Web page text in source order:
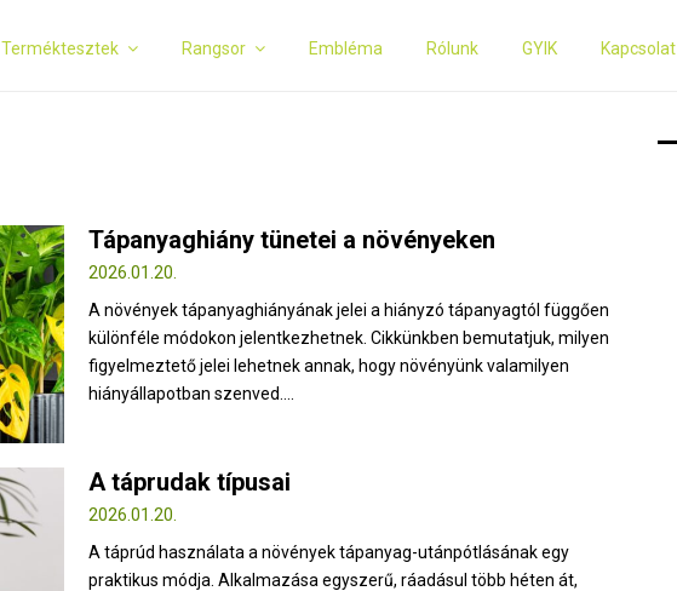
Terméktesztek Rangsor Embléma Rólunk GYIK Kapcsolat
Tápanyaghiány tünetei a növényeken
2026.01.20.
A növények tápanyaghiányának jelei a hiányzó tápanyagtól függően
különféle módokon jelentkezhetnek. Cikkünkben bemutatjuk, milyen
figyelmeztető jelei lehetnek annak, hogy növényünk valamilyen
hiányállapotban szenved....
A táprudak típusai
2026.01.20.
A táprúd használata a növények tápanyag-utánpótlásának egy
praktikus módja. Alkalmazása egyszerű, ráadásul több héten át,